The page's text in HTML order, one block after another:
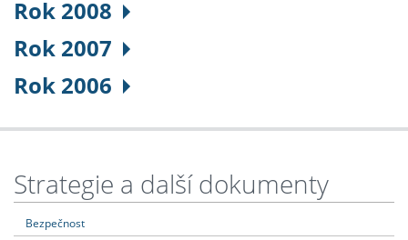
Rok 2008
Rok 2007
Rok 2006
Strategie a další dokumenty
Bezpečnost